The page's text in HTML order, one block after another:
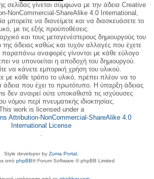
σελίδας γίνεται σύμφωνα με την άδεια Creative
NonCommercial-ShareAlike 4.0 International,
να διανείμετε και να διασκευάσετε το
με τις εξής προϋποθέσεις:
και τους μεταγενέστερους δημιουργούς του
της άδειας καθώς και τυχόν αλλαγές που έχετε
παραπάνω αναφορές γίνονται με κάθε εύλογο
να υπονοείται η αποδοχή του δημιουργού.
να κάνετε εμπορική χρήση του υλικού.
με κάθε τρόπο το υλικό, πρέπει πλέον να το
άδεια που έχει το πρωτότυπο. Η ύπαρξη άδειας
δεν αναιρεί ούτε υποκαθιστά τις ισχύουσες
νόμου περί πνευματικής ιδιοκτησίας.
work is licensed under a
Attribution-NonCommercial-ShareAlike 4.0
International License
Style developer by Zuma Portal ,
από phpBB® Forum Software © phpBB Limited